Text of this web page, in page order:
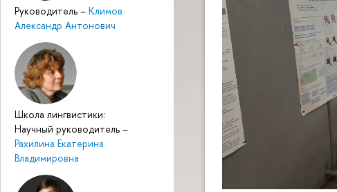
Руководитель – Климов
Александр Антонович
Школа лингвистики:
Научный руководитель –
Рахилина Екатерина
Владимировна